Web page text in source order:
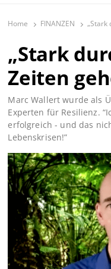
Home FINANZEN „Stark
„Stark
Zeiten
Marc Wallert wurde als
Experten für Resilienz.
erfolgreich - und das
Lebenskrisen!”